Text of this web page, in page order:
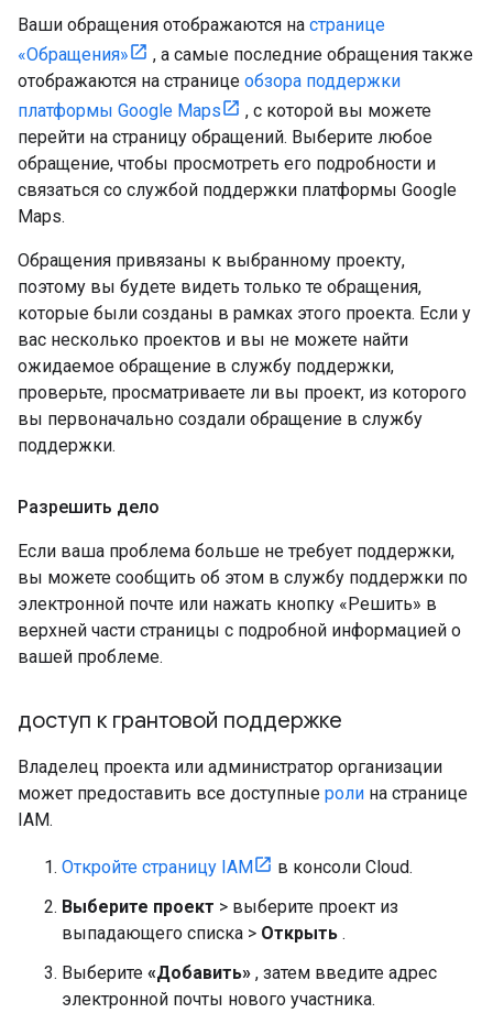
Ваши обращения отображаются на странице
«Обращения»
, а самые последние обращения также
отображаются на странице обзора поддержки
платформы Google Maps
, с которой вы можете
перейти на страницу обращений. Выберите любое
обращение, чтобы просмотреть его подробности и
связаться со службой поддержки платформы Google
Maps.
Обращения привязаны к выбранному проекту,
поэтому вы будете видеть только те обращения,
которые были созданы в рамках этого проекта. Если у
вас несколько проектов и вы не можете найти
ожидаемое обращение в службу поддержки,
проверьте, просматриваете ли вы проект, из которого
вы первоначально создали обращение в службу
поддержки.
Разрешить дело
Если ваша проблема больше не требует поддержки,
вы можете сообщить об этом в службу поддержки по
электронной почте или нажать кнопку «Решить» в
верхней части страницы с подробной информацией о
вашей проблеме.
доступ к грантовой поддержке
Владелец проекта или администратор организации
может предоставить все доступные роли на странице
IAM.
Откройте страницу IAM
в консоли Cloud.
Выберите проект > выберите проект из
выпадающего списка > Открыть .
Выберите «Добавить» , затем введите адрес
электронной почты нового участника.